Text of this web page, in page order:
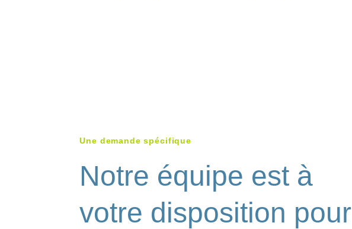
Une demande spécifique
Notre équipe est à
votre disposition pour